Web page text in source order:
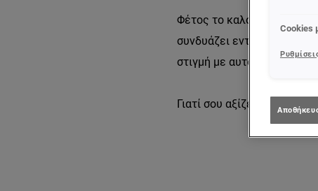
Φέτος το καλοκαίρι, η
συνδυάζει εντατική
στιγμή με αυτοπεποίθηση!
Γιατί σου αξίζει.
Cookies